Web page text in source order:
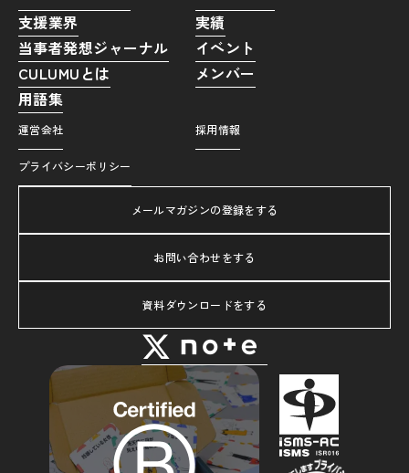
支援業界
実績
当事者発想ジャーナル
イベント
CULUMUとは
メンバー
用語集
運営会社 採用情報
プライバシーポリシー
メールマガジンの登録をする
お問い合わせをする
資料ダウンロードをする